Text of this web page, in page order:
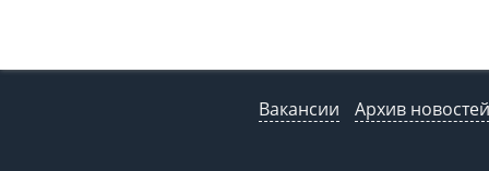
Вакансии Архив новостей